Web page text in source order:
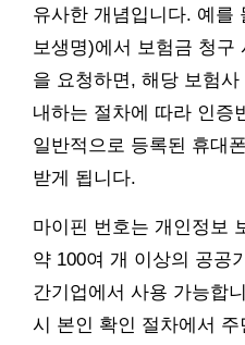
유사한 개념입니다. 예를
보생명)에서 보험금 청구
을 요청하면, 해당 보험
내하는 절차에 따라 인증
일반적으로 등록된 휴대
받게 됩니다.
마이핀 번호는 개인정보
약 100여 개 이상의 공공
간기업에서 사용 가능합
시 본인 확인 절차에서